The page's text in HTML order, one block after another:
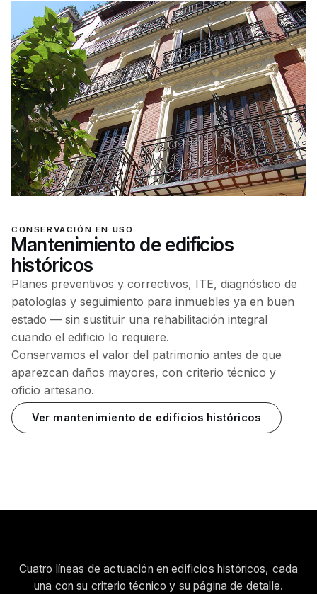
CONSERVACIÓN EN USO
Mantenimiento de edificios
históricos
Planes preventivos y correctivos, ITE, diagnóstico de
patologías y seguimiento para inmuebles ya en buen
estado — sin sustituir una rehabilitación integral
cuando el edificio lo requiere.
Conservamos el valor del patrimonio antes de que
aparezcan daños mayores, con criterio técnico y
oficio artesano.
Ver mantenimiento de edificios históricos
Cuatro líneas de actuación en edificios históricos, cada
una con su criterio técnico y su página de detalle.